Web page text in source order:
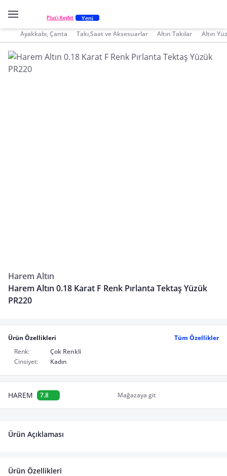
Plus'ı Keşfet Yeni
Ayakkabı, Çanta Takı,Saat ve Aksesuarlar Altın Takılar Altın
Harem Altın
Harem Altın 0.18 Karat F Renk Pırlanta Tektaş Yüzük
PR220
Ürün Özellikleri
Tüm Özellikler
Renk:
Çok Renkli
Cinsiyet:
Kadın
HAREM 7.8 Mağazaya git
Ürün Açıklaması
Ürün Özellikleri